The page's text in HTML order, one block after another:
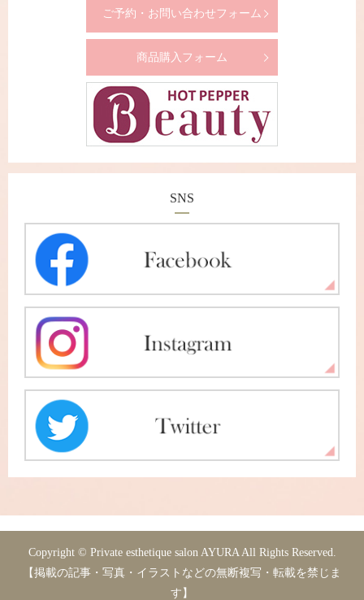
ご予約・お問い合わせフォーム
商品購入フォーム
SNS
Copyright © Private esthetique salon AYURA All Rights Reserved.
【掲載の記事・写真・イラストなどの無断複写・転載を禁じま
す】